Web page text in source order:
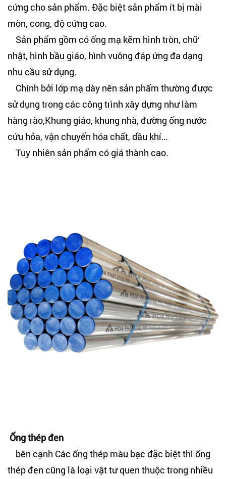
cứng cho sản phẩm. Đặc biệt sản phẩm ít bị mài
mòn, cong, độ cứng cao.
Sản phẩm gồm có ống mạ kẽm hình tròn, chữ
nhật, hình bầu giáo, hình vuông đáp ứng đa dạng
nhu cầu sử dụng.
Chính bởi lớp mạ dày nên sản phẩm thường được
sử dụng trong các công trình xây dựng như làm
hàng rào,Khung giáo, khung nhà, đường ống nước
cứu hỏa, vận chuyển hóa chất, dầu khí…
Tuy nhiên sản phẩm có giá thành cao.
Ống thép đen
bên cạnh Các ống thép màu bạc đặc biệt thì ống
thép đen cũng là loại vật tư quen thuộc trong nhiều